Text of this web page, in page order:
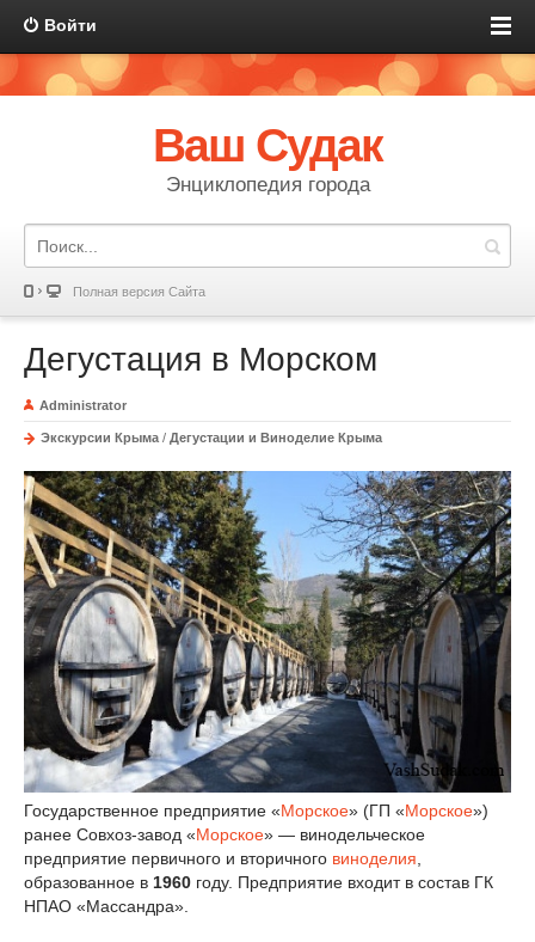
Войти
Ваш Судак
Энциклопедия города
Полная версия Сайта
Дегустация в Морском
Administrator
Экскурсии Крыма / Дегустации и Виноделие Крыма
Государственное предприятие «Морское» (ГП «Морское»)
ранее Совхоз-завод «Морское» — винодельческое
предприятие первичного и вторичного виноделия,
образованное в 1960 году. Предприятие входит в состав ГК
НПАО «Массандра».